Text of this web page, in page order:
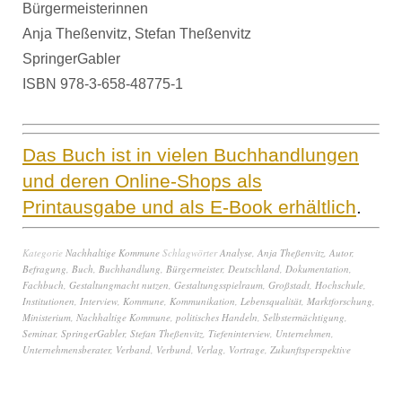
Bürgermeisterinnen
Anja Theßenvitz, Stefan Theßenvitz
SpringerGabler
ISBN 978-3-658-48775-1
Das Buch ist in vielen Buchhandlungen
und deren Online-Shops als
Printausgabe und als E-Book erhältlich.
Kategorie Nachhaltige Kommune SchlagwörterAnalyse, Anja Theßenvitz, Autor,
Befragung, Buch, Buchhandlung, Bürgermeister, Deutschland, Dokumentation,
Fachbuch, Gestaltungmacht nutzen, Gestaltungsspielraum, Großstadt, Hochschule,
Institutionen, Interview, Kommune, Kommunikation, Lebensqualität, Marktforschung,
Ministerium, Nachhaltige Kommune, politisches Handeln, Selbstermächtigung,
Seminar, SpringerGabler, Stefan Theßenvitz, Tiefeninterview, Unternehmen,
Unternehmensberater, Verband, Verbund, Verlag, Vortrage, Zukunftsperspektive